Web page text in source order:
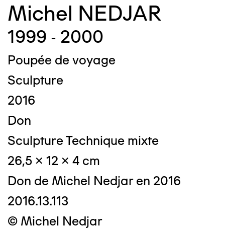
Michel NEDJAR
1999 - 2000
Poupée de voyage
Sculpture
2016
Don
Sculpture Technique mixte
26,5 x 12 x 4 cm
Don de Michel Nedjar en 2016
2016.13.113
© Michel Nedjar